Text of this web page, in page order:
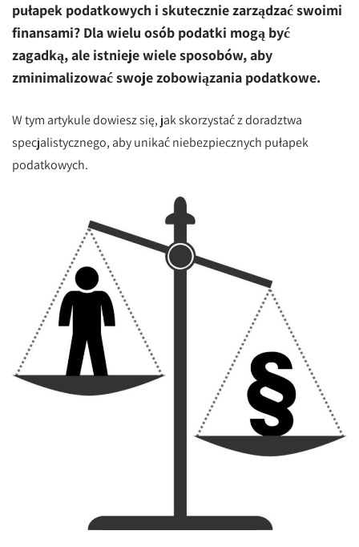
pułapek podatkowych i skutecznie zarządzać swoimi
finansami? Dla wielu osób podatki mogą być
zagadką, ale istnieje wiele sposobów, aby
zminimalizować swoje zobowiązania podatkowe.
W tym artykule dowiesz się, jak skorzystać z doradztwa
specjalistycznego, aby unikać niebezpiecznych pułapek
podatkowych.